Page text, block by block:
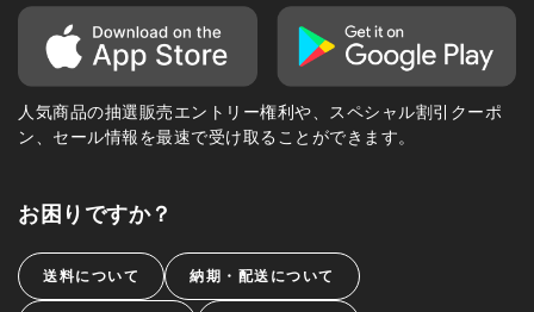
人気商品の抽選販売エントリー権利や、スペシャル割引クーポ
ン、セール情報を最速で受け取ることができます。
お困りですか？
送料について 納期・配送について